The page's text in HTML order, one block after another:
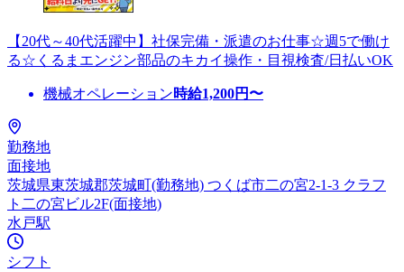
【20代～40代活躍中】社保完備・派遣のお仕事☆週5で働け
る☆くるまエンジン部品のキカイ操作・目視検査/日払いOK
機械オペレーション時給1,200円〜
勤務地
面接地
茨城県東茨城郡茨城町(勤務地) つくば市二の宮2-1-3 クラフ
ト二の宮ビル2F(面接地)
水戸駅
シフト